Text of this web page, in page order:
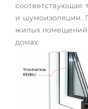
соответствующая
и шумоизоляции.
жилых помещений,
домах.